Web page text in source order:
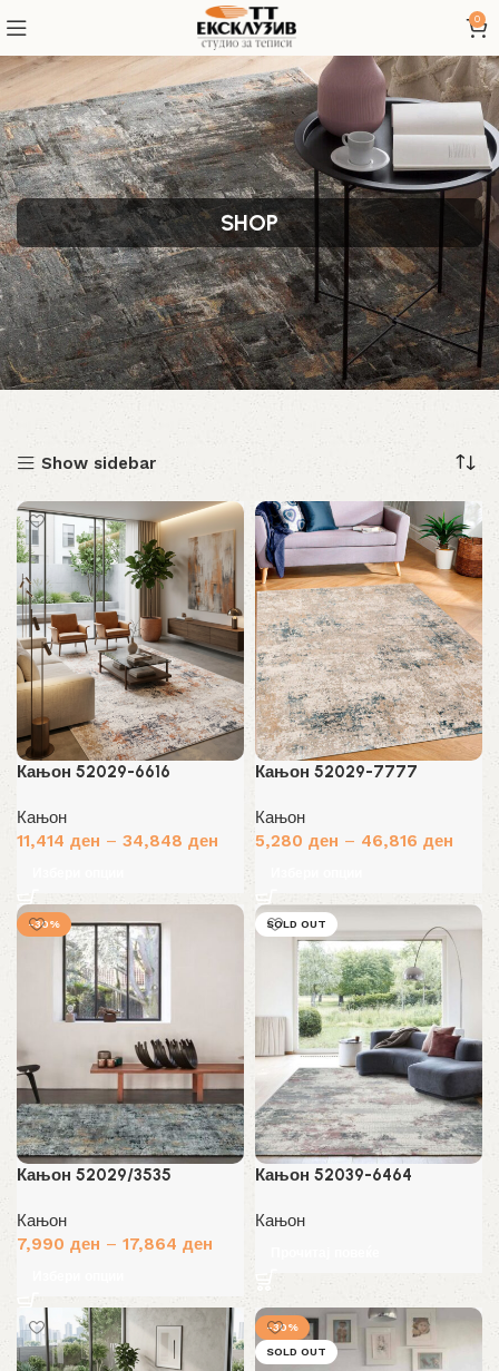
0
SHOP
Show sidebar
Кањон 52029-6616
Кањон
11,414 ден – 34,848 ден
Кањон 52029-7777
Кањон
5,280 ден – 46,816 ден
-30%
Кањон 52029/3535
Кањон
7,990 ден – 17,864 ден
SOLD OUT
Кањон 52039-6464
Кањон
-30%
SOLD OUT